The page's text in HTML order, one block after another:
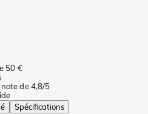
50 €
de 4,8/5
Spécifications